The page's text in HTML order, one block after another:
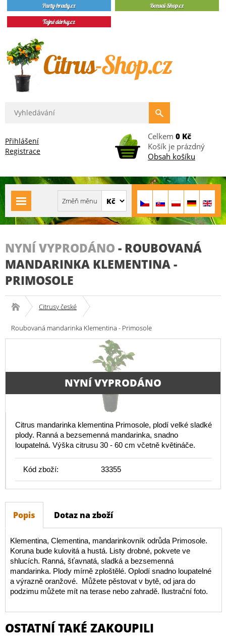
Přihlášení
Registrace
Celkem 0 Kč
Košík je prázdný
Obsah košíku
NYNÍ VYPRODÁNO - ROUBOVANÁ
MANDARINKA KLEMENTINA -
PRIMOSOLE
Citrusy české
Roubovaná mandarinka Klementina - Primosole
NYNÍ VYPRODÁNO
Citrus mandarinka klementina Primosole, plodí velké sladké
plody. Ranná a bezsemenná mandarinka, snadno
loupatelná. Výška citrusu 30 - 60 cm včetně květináče.
Kód zboží: 33355
Popis Dotaz na zboží
Klementina, Clementina, mandarinkovník odrůda Primosole.
Koruna bude kulovitá a hustá. Listy drobné, pokvete ve
shlucích. Ranná, šťavnatá, sladká a bezsemenná
mandarinka. Plody mírně zploštělé. Oplodí snadno loupatelné
a výrazně oranžové. Můžete pěstovat v bytě, od jara do
podzimu můžete mít na terase nebo zahradě. Ilustrační foto.
OSTATNÍ TAKÉ ZAKOUPILI